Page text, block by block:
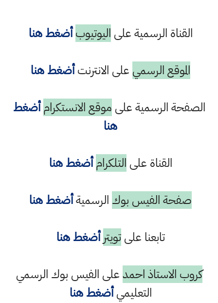
القناة الرسمية على اليوتيوب أضغط هنا
الموقع الرسمي على الانترنتأضغط هنا
الصفحة الرسمية على موقع الانستكرام أضغط
هنا
القناة على التلكرام أضغط هنا
صفحة الفيس بوك الرسميةأضغط هنا
تابعنا علىتويتر أضغط هنا
كروب الاستاذ احمدعلى الفيس بوك الرسمي
التعليميأضغط هنا